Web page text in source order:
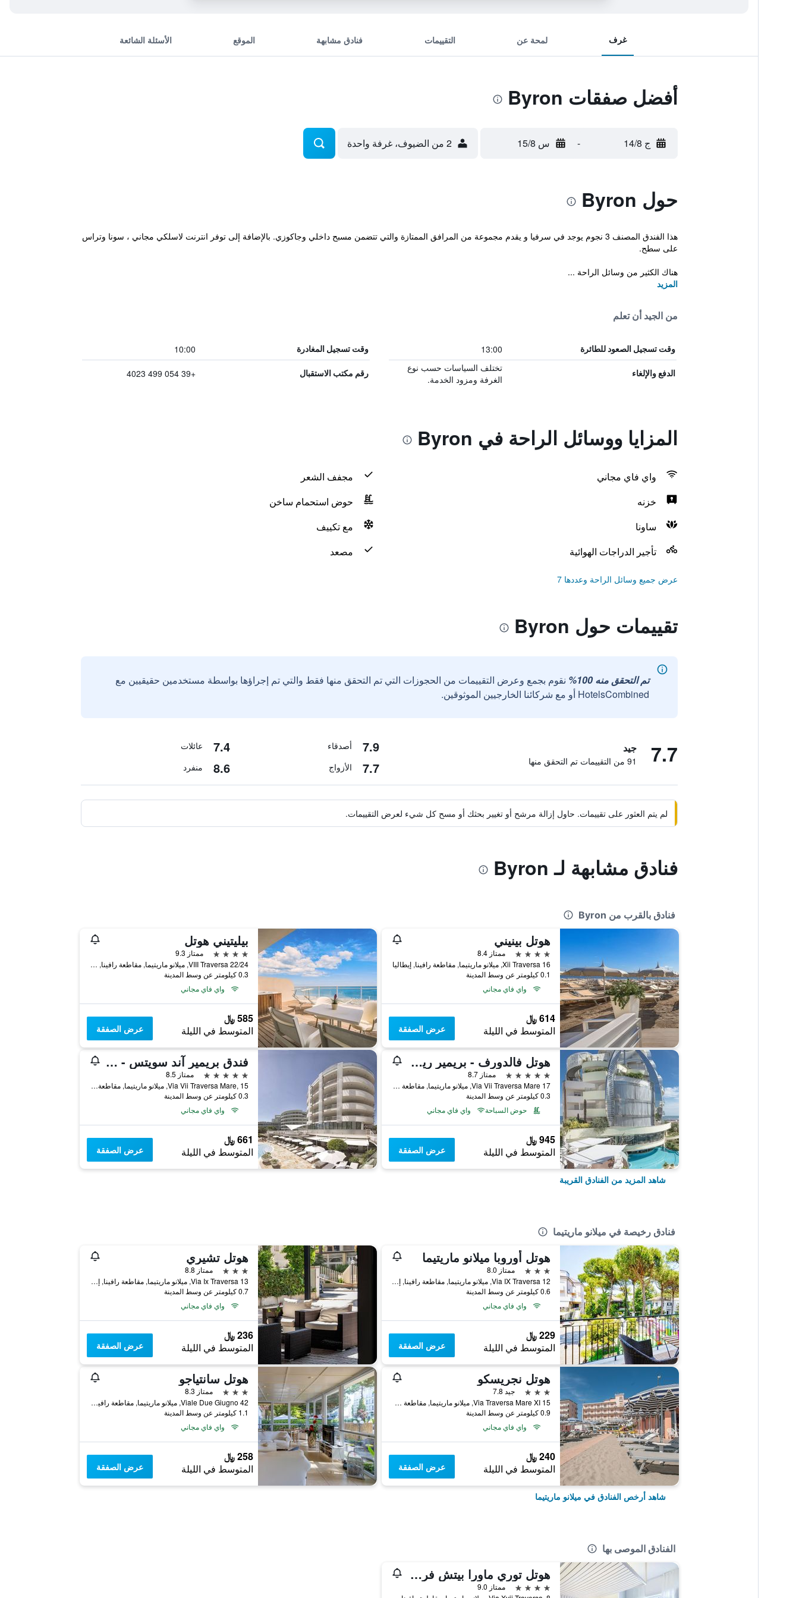
غرف لمحة عن التقييمات فنادق مشابهة الموقع الأسئلة الشائعة
أفضل صفقات Byron
ج 14/8 - س 15/8 2 من الضيوف، غرفة واحدة
حول Byron
هذا الفندق المصنف 3 نجوم يوجد في سرفيا و يقدم مجموعة من المرافق الممتازة والتي تتضمن مسبح داخلي وجاكوزي. بالإضافة إلى توفر انترنت لاسلكي مجاني ، سونا وتراس
على سطح.
هناك الكثير من وسائل الراحة ...
المزيد
من الجيد أن تعلم
وقت تسجيل الصعود للطائرة 13:00 وقت تسجيل المغادرة 10:00
الدفع والإلغاء
تختلف السياسات حسب نوع
الغرفة ومزود الخدمة.
رقم مكتب الاستقبال +39 054 499 4023
المزايا ووسائل الراحة في Byron
واي فاي مجاني
مجفف الشعر
خزنه
حوض استحمام ساخن
ساونا
مع تكييف
تأجير الدراجات الهوائية
مصعد
عرض جميع وسائل الراحة وعددها 7
تقييمات حول Byron
تم التحقق منه 100%
نقوم بجمع وعرض التقييمات من الحجوزات التي تم التحقق منها فقط والتي تم إجراؤها بواسطة مستخدمين حقيقيين مع
HotelsCombined أو مع شركائنا الخارجيين الموثوقين.
7.7 جيد
91 من التقييمات تم التحقق منها
7.9 أصدقاء 7.4 عائلات
7.7 الأزواج 8.6 منفرد
لم يتم العثور على تقييمات. حاول إزالة مرشح أو تغيير بحثك أو مسح كل شيء لعرض التقييمات.
فنادق مشابهة لـ Byron
فنادق بالقرب من Byron
هوتل بينيني
4 نجوم
ممتاز 8.4
Xii Traversa 16, ميلانو ماريتيما, مقاطعة رافينا, إيطاليا
0.1 كيلومتر عن وسط المدينة
واي فاي مجاني
614 ﷼
المتوسط في الليلة عرض الصفقة
بيليتيني هوتل
4 نجوم
ممتاز 9.3
VIII Traversa 22/24, ميلانو ماريتيما, مقاطعة رافينا, إيطاليا
0.3 كيلومتر عن وسط المدينة
واي فاي مجاني
585 ﷼
المتوسط في الليلة عرض الصفقة
هوتل فالدورف - بريمير ريزورت
5 نجوم
ممتاز 8.7
Via Vii Traversa Mare 17, ميلانو ماريتيما, مقاطعة رافينا, إيطاليا
0.3 كيلومتر عن وسط المدينة
حوض السباحة
واي فاي مجاني
945 ﷼
المتوسط في الليلة عرض الصفقة
فندق بريمير آند سويتس - بريمير ريزورت
5 نجوم
ممتاز 8.5
Via Vii Traversa Mare, 15, ميلانو ماريتيما, مقاطعة رافينا, إيطاليا
0.3 كيلومتر عن وسط المدينة
واي فاي مجاني
661 ﷼
المتوسط في الليلة عرض الصفقة
شاهد المزيد من الفنادق القريبة
فنادق رخيصة في ميلانو ماريتيما
هوتل أوروبا ميلانو ماريتيما
3 نجوم
ممتاز 8.0
Via IX Traversa 12, ميلانو ماريتيما, مقاطعة رافينا, إيطاليا
0.6 كيلومتر عن وسط المدينة
واي فاي مجاني
229 ﷼
المتوسط في الليلة عرض الصفقة
هوتل تشيري
3 نجوم
ممتاز 8.8
Via Ix Traversa 13, ميلانو ماريتيما, مقاطعة رافينا, إيطاليا
0.7 كيلومتر عن وسط المدينة
واي فاي مجاني
236 ﷼
المتوسط في الليلة عرض الصفقة
هوتل نجريسكو
3 نجوم
جيد 7.8
Via Traversa Mare XI 15, ميلانو ماريتيما, مقاطعة رافينا, إيطاليا
0.9 كيلومتر عن وسط المدينة
واي فاي مجاني
240 ﷼
المتوسط في الليلة عرض الصفقة
هوتل سانتياجو
3 نجوم
ممتاز 8.3
Viale Due Giugno 42, ميلانو ماريتيما, مقاطعة رافينا, إيطاليا
1.1 كيلومتر عن وسط المدينة
واي فاي مجاني
258 ﷼
المتوسط في الليلة عرض الصفقة
شاهد أرخص الفنادق في ميلانو ماريتيما
الفنادق الموصى بها
هوتل توري ماورا بيتش فرونت
4 نجوم
ممتاز 9.0